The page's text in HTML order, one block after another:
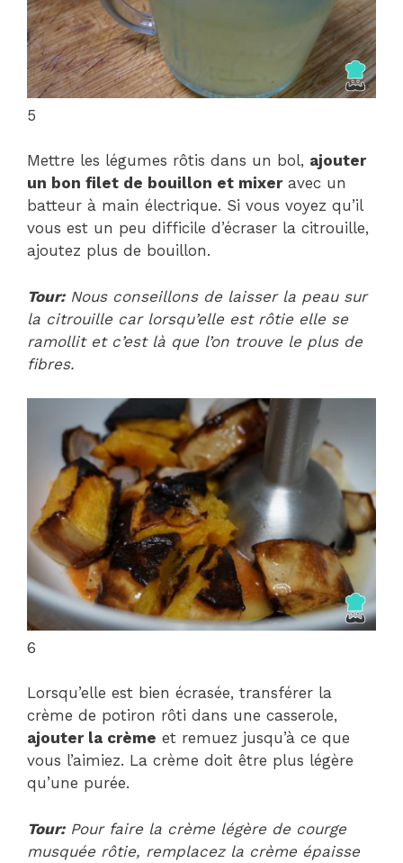
5
Mettre les légumes rôtis dans un bol, ajouter
un bon filet de bouillon et mixeravec un
batteur à main électrique. Si vous voyez qu’il
vous est un peu difficile d’écraser la citrouille,
ajoutez plus de bouillon.
Tour:Nous conseillons de laisser la peau sur
la citrouille car lorsqu’elle est rôtie elle se
ramollit et c’est là que l’on trouve le plus de
fibres.
6
Lorsqu’elle est bien écrasée, transférer la
crème de potiron rôti dans une casserole,
ajouter la crème et remuez jusqu’à ce que
vous l’aimiez. La crème doit être plus légère
qu’une purée.
Tour:Pour faire la crème légère de courge
musquée rôtie, remplacez la crème épaisse